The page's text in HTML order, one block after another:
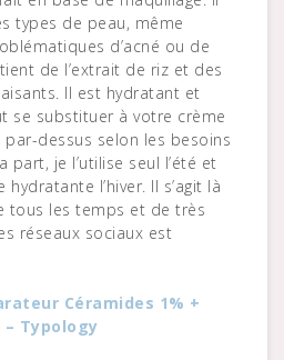
types de peau, même
d’acné ou de
de l’extrait de riz et des
Il est hydratant et
se substituer à votre crème
dessus selon les besoins
part, je l’utilise seul l’été et
l’hiver. Il s’agit là
tous les temps et de très
réseaux sociaux est
Céramides 1% +
Typology